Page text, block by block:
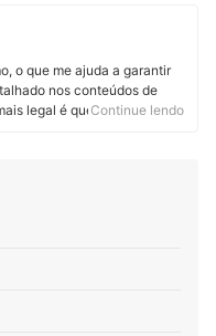
o que me ajuda a garantir
nos conteúdos de
legal é que, como o
Continue lendo